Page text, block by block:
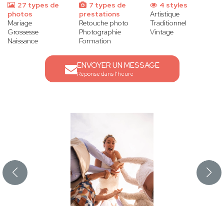
27 types de
photos
Mariage
Grossesse
Naissance
7 types de
prestations
Retouche photo
Photographie
Formation
4 styles
Artistique
Traditionnel
Vintage
ENVOYER UN MESSAGE
Réponse dans l'heure